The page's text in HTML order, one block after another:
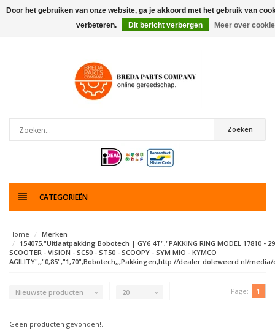
artikelen
Zoeken
CATEGORIEËN
Home
Merken
154075,"Uitlaatpakking Bobotech | GY6 4T","PAKKING RING MODEL 17810 -
SCOOTER - VISION - SC50 - ST50 - SCOOPY - SYM MIO - KYMCO
AGILITY",,"0,85","1,70",Bobotech,,,Pakkingen,http://dealer.doleweerd.nl/
Nieuwste producten 20 Page: 1
Geen producten gevonden!...
Door het gebruiken van onze website, ga je akkoord met het gebruik van
verbeteren.
Dit bericht verbergen Meer over